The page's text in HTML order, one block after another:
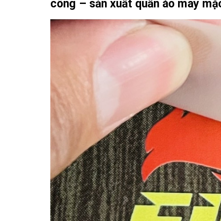
công – sản xuất quần áo may